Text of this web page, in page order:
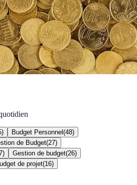
) Budget Personnel (48)
de Budget(27)
) Gestion de budget(26)
de projet(16)